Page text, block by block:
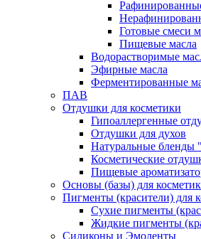
Готовые смеси
Пищевые масла
Водорастворимые
Эфирные масла
Ферментированные
ПАВ
Отдушки для косметики
Гипоаллергенные
Отдушки для духов
Натуральные бленды
Косметические
Пищевые
Основы (базы) для
Пигменты (красители) для
Сухие пигменты
Жидкие пигменты
Силиконы и Эмоленты